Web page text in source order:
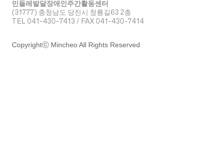
민들레발달장애인주간활동센터
(31777) 충청남도 당진시 청룡길63 2층
TEL 041-430-7413 / FAX 041-430-7414
Copyrightⓒ Mincheo All Rights Reserved